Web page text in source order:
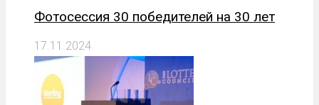
Фотосессия 30 победителей на 30 лет
17.11.2024